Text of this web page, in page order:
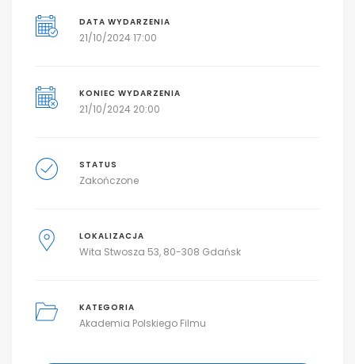
DATA WYDARZENIA
21/10/2024 17:00
KONIEC WYDARZENIA
21/10/2024 20:00
STATUS
Zakończone
LOKALIZACJA
Wita Stwosza 53, 80-308 Gdańsk
KATEGORIA
Akademia Polskiego Filmu